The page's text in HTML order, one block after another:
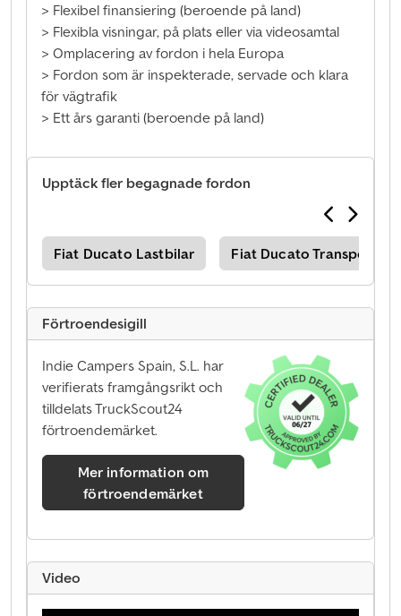
> Flexibel finansiering (beroende på land)
> Flexibla visningar, på plats eller via videosamtal
> Omplacering av fordon i hela Europa
> Fordon som är inspekterade, servade och klara
för vägtrafik
> Ett års garanti (beroende på land)
Upptäck fler begagnade fordon
Fiat Ducato Lastbilar Fiat Ducato
Förtroendesigill
Indie Campers Spain, S.L. har
verifierats framgångsrikt och
tilldelats TruckScout24
förtroendemärket.
Mer information om
förtroendemärket
Video